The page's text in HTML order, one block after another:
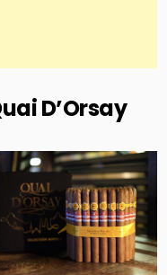
D’Orsay
Posted
in